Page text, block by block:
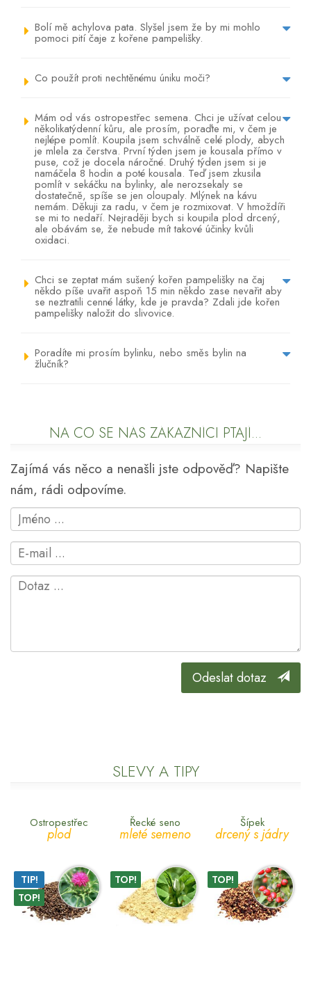
Bolí mě achylova pata. Slyšel jsem že by mi mohlo
pomoci pití čaje z kořene pampelišky.
Co použít proti nechtěnému úniku moči?
Mám od vás ostropestřec semena. Chci je užívat celou
několikatýdenní kůru, ale prosím, poraďte mi, v čem je
nejlépe pomlít. Koupila jsem schválně celé plody, abych
je mlela za čerstva. První týden jsem je kousala přímo v
puse, což je docela náročné. Druhý týden jsem si je
namáčela 8 hodin a poté kousala. Teď jsem zkusila
pomlít v sekáčku na bylinky, ale nerozsekaly se
dostatečně, spíše se jen oloupaly. Mlýnek na kávu
nemám. Děkuji za radu, v čem je rozmixovat. V hmoždíři
se mi to nedaří. Nejraději bych si koupila plod drcený,
ale obávám se, že nebude mít takové účinky kvůli
oxidaci.
Chci se zeptat mám sušený kořen pampelišky na čaj
někdo píše uvařit aspoň 15 min někdo zase nevařit aby
se neztratili cenné látky, kde je pravda? Zdali jde kořen
pampelišky naložit do slivovice.
Poradíte mi prosím bylinku, nebo směs bylin na
žlučník?
NA CO SE NÁS ZÁKAZNÍCI PTAJÍ...
Zajímá vás něco a nenašli jste odpověď? Napište
nám, rádi odpovíme.
Odeslat dotaz
SLEVY A TIPY
Ostropestřec
plod
TIP!
TOP!
Řecké seno
mleté semeno
TOP!
Šípek
drcený s jádry
TOP!